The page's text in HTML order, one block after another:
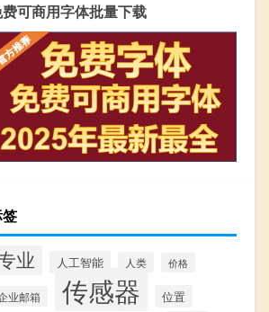
可商用字体批量下载
业 人工智能 人类 价格
业邮箱 传感器 位置